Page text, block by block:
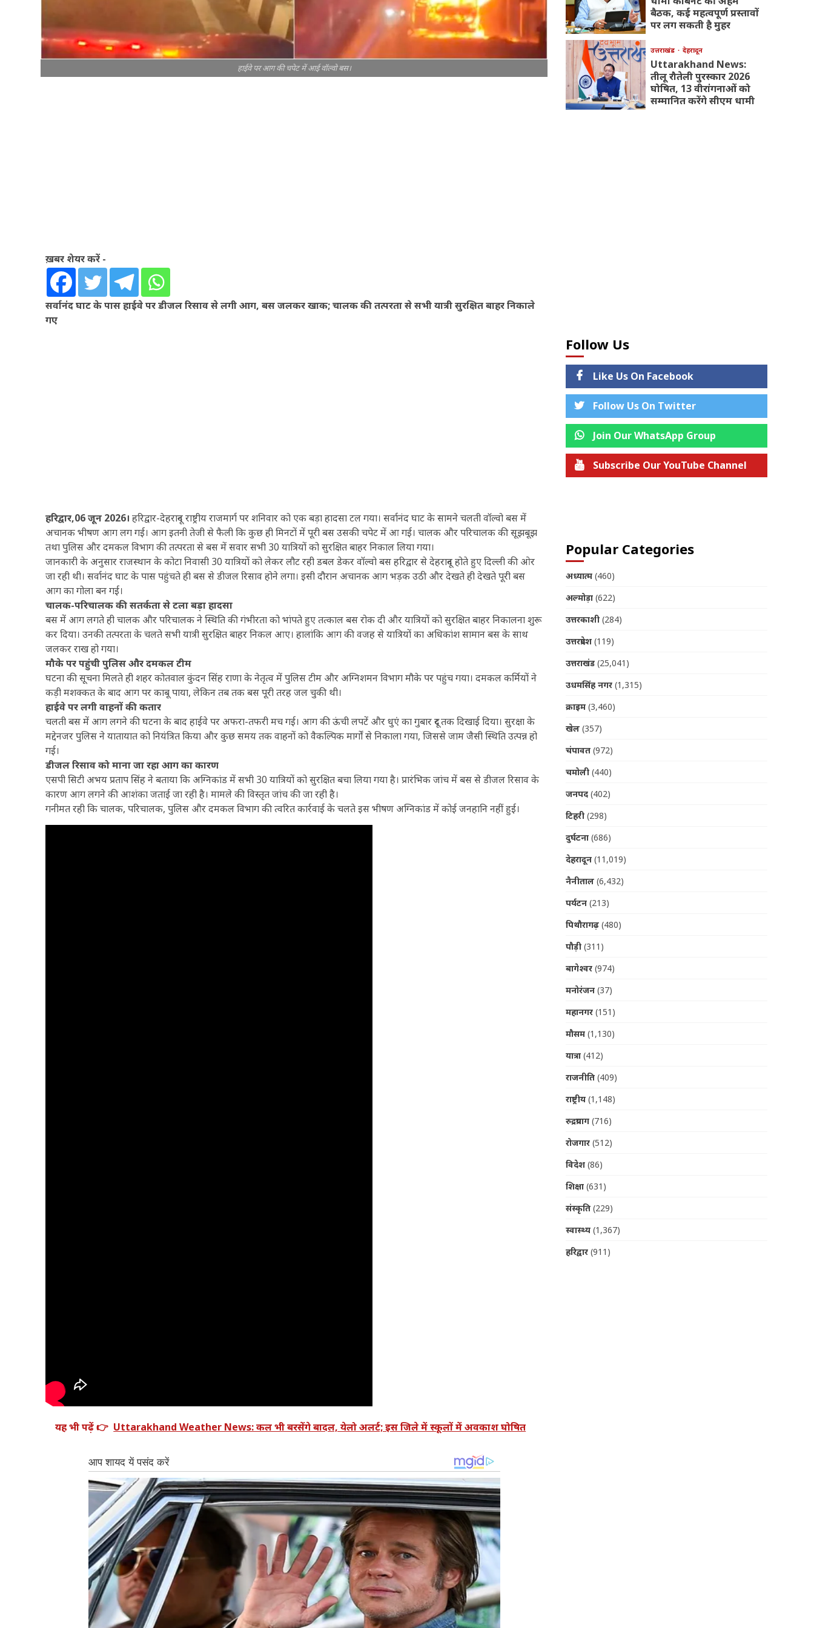
हाईवे पर आग की चपेट में आई वॉल्वो बस।
ख़बर शेयर करें -
सर्वानंद घाट के पास हाईवे पर डीजल रिसाव से लगी आग, बस जलकर खाक; चालक की तत्परता से सभी यात्री सुरक्षित बाहर निकाले
गए
हरिद्वार,06 जून 2026। हरिद्वार-देहरादून राष्ट्रीय राजमार्ग पर शनिवार को एक बड़ा हादसा टल गया। सर्वानंद घाट के सामने चलती वॉल्वो बस में
अचानक भीषण आग लग गई। आग इतनी तेजी से फैली कि कुछ ही मिनटों में पूरी बस उसकी चपेट में आ गई। चालक और परिचालक की सूझबूझ
तथा पुलिस और दमकल विभाग की तत्परता से बस में सवार सभी 30 यात्रियों को सुरक्षित बाहर निकाल लिया गया।
जानकारी के अनुसार राजस्थान के कोटा निवासी 30 यात्रियों को लेकर लौट रही डबल डेकर वॉल्वो बस हरिद्वार से देहरादून होते हुए दिल्ली की ओर
जा रही थी। सर्वानंद घाट के पास पहुंचते ही बस से डीजल रिसाव होने लगा। इसी दौरान अचानक आग भड़क उठी और देखते ही देखते पूरी बस
आग का गोला बन गई।
चालक-परिचालक की सतर्कता से टला बड़ा हादसा
बस में आग लगते ही चालक और परिचालक ने स्थिति की गंभीरता को भांपते हुए तत्काल बस रोक दी और यात्रियों को सुरक्षित बाहर निकालना शुरू
कर दिया। उनकी तत्परता के चलते सभी यात्री सुरक्षित बाहर निकल आए। हालांकि आग की वजह से यात्रियों का अधिकांश सामान बस के साथ
जलकर राख हो गया।
मौके पर पहुंची पुलिस और दमकल टीम
घटना की सूचना मिलते ही शहर कोतवाल कुंदन सिंह राणा के नेतृत्व में पुलिस टीम और अग्निशमन विभाग मौके पर पहुंच गया। दमकल कर्मियों ने
कड़ी मशक्कत के बाद आग पर काबू पाया, लेकिन तब तक बस पूरी तरह जल चुकी थी।
हाईवे पर लगी वाहनों की कतार
चलती बस में आग लगने की घटना के बाद हाईवे पर अफरा-तफरी मच गई। आग की ऊंची लपटें और धुएं का गुबार दूर तक दिखाई दिया। सुरक्षा के
मद्देनजर पुलिस ने यातायात को नियंत्रित किया और कुछ समय तक वाहनों को वैकल्पिक मार्गों से निकाला गया, जिससे जाम जैसी स्थिति उत्पन्न हो
गई।
डीजल रिसाव को माना जा रहा आग का कारण
एसपी सिटी अभय प्रताप सिंह ने बताया कि अग्निकांड में सभी 30 यात्रियों को सुरक्षित बचा लिया गया है। प्रारंभिक जांच में बस से डीजल रिसाव के
कारण आग लगने की आशंका जताई जा रही है। मामले की विस्तृत जांच की जा रही है।
गनीमत रही कि चालक, परिचालक, पुलिस और दमकल विभाग की त्वरित कार्रवाई के चलते इस भीषण अग्निकांड में कोई जनहानि नहीं हुई।
यह भी पढ़ें 👉 Uttarakhand Weather News: कल भी बरसेंगे बादल, येलो अलर्ट; इस जिले में स्कूलों में अवकाश घोषित
बैठक, कई महत्वपूर्ण प्रस्तावों
पर लग सकती है मुहर
उत्तराखंड देहरादून
Uttarakhand News:
तीलू रौतेली पुरस्कार 2026
घोषित, 13 वीरांगनाओं को
सम्मानित करेंगे सीएम धामी
Follow Us
Like Us On Facebook
Follow Us On Twitter
Join Our WhatsApp Group
Subscribe Our YouTube Channel
Popular Categories
अध्यात्म(460)
अल्मोड़ा(622)
उत्तरकाशी(284)
उत्तरप्रदेश(119)
उत्तराखंड(25,041)
उधमसिंह नगर(1,315)
क्राइम(3,460)
खेल(357)
चंपावत(972)
चमोली(440)
जनपद(402)
टिहरी(298)
दुर्घटना(686)
देहरादून(11,019)
नैनीताल(6,432)
पर्यटन(213)
पिथौरागढ़(480)
पौड़ी(311)
बागेश्वर(974)
मनोरंजन(37)
महानगर(151)
मौसम(1,130)
यात्रा(412)
राजनीति(409)
राष्ट्रीय(1,148)
रुद्रप्रयाग(716)
रोजगार(512)
विदेश(86)
शिक्षा(631)
संस्कृति(229)
स्वास्थ्य(1,367)
हरिद्वार(911)